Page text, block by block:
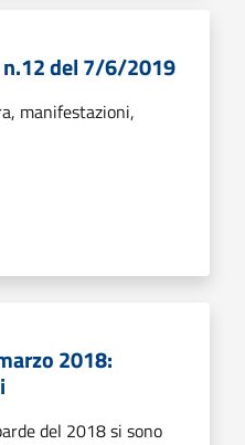
n.12 del 7/6/2019
manifestazioni,
2018:
del 2018 si sono